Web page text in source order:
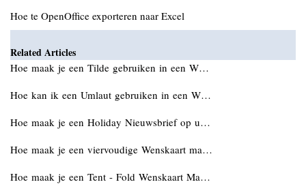
Hoe te OpenOffice exporteren naar Excel
Related Articles
Hoe maak je een Tilde gebruiken in een W…
Hoe kan ik een Umlaut gebruiken in een W…
Hoe maak je een Holiday Nieuwsbrief op u…
Hoe maak je een viervoudige Wenskaart ma…
Hoe maak je een Tent - Fold Wenskaart Ma…